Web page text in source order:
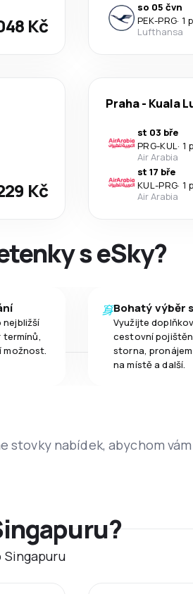
Kč
so 05 čvn
PEK-PRG· 1
Lufthansa
Kč
Praha- Kuala
st 03 bře
PRG-KUL· 1
Air Arabia
st 17 bře
KUL-PRG· 1
Air Arabia
s eSky?
nejbližší
termínů,
možnost.
Bohatý výběr
Využijte
cestovní
storna,
na místě a další.
stovky nabídek, abychom vám